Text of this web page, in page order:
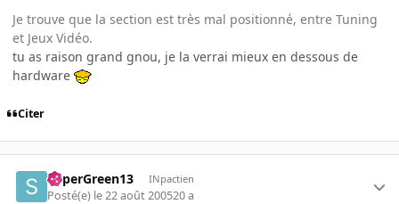
Je trouve que la section est très mal positionné, entre Tuning
et Jeux Vidéo.
tu as raison grand gnou, je la verrai mieux en dessous de
hardware
Citer
SuperGreen13 INpactien
Posté(e) le 22 août 200520 a